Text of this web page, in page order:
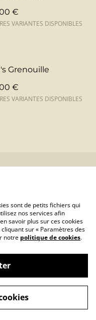
€
VARIANTES DISPONIBLES
Grenouille
€
VARIANTES DISPONIBLES
by
sont de petits fichiers qui
nos services afin
savoir plus sur ces cookies
sur « Paramètres des
notre politique de cookies.